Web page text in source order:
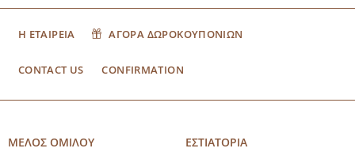
Η ΕΤΑΙΡΕΙΑ ΑΓΟΡΑ ΔΩΡΟΚΟΥΠΟΝΙΩΝ
CONTACT US CONFIRMATION
ΜΕΛΟΣ ΟΜΙΛΟΥ ΕΣΤΙΑΤΟΡΙΑ